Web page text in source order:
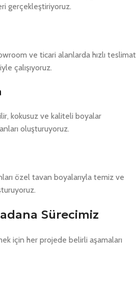
gerçekleştiriyoruz.
ve ticari alanlarda hızlı teslimat
çalışıyoruz.
kokusuz ve kaliteli boyalar
oluşturuyoruz.
özel tavan boyalarıyla temiz ve
Sürecimiz
için her projede belirli aşamaları